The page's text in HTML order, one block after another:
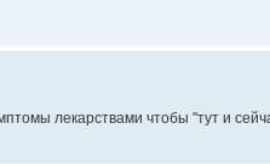
лекарствами чтобы "тут и